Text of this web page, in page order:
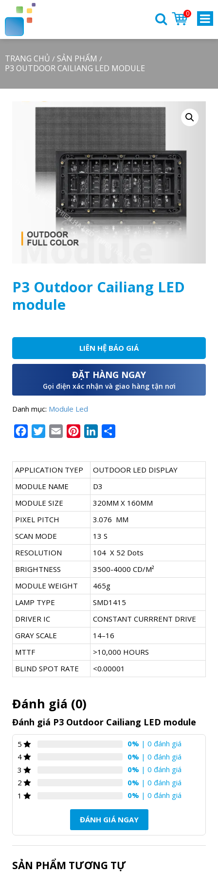
0
TRANG CHỦ / SẢN PHẨM /
P3 OUTDOOR CAILIANG LED MODULE
P3 Outdoor Cailiang LED
module
LIÊN HỆ BÁO GIÁ
ĐẶT HÀNG NGAY
Gọi điện xác nhận và giao hàng tận nơi
Danh mục: Module Led
FacebookTwitterEmail PinterestLinkedIn
APPLICATION TYEP
OUTDOOR LED DISPLAY
MODULE NAME
D3
MODULE SIZE
320MM X 160MM
PIXEL PITCH
3.076 MM
SCAN MODE
13 S
RESOLUTION
104 X 52 Dots
BRIGHTNESS
3500-4000 CD/M²
MODULE WEIGHT
465g
LAMP TYPE
SMD1415
DRIVER IC
CONSTANT CURRRENT DRIVE
GRAY SCALE
14–16
MTTF
>10,000 HOURS
BLIND SPOT RATE
<0.00001
Đánh giá (0)
Đánh giá P3 Outdoor Cailiang LED module
5 0% | 0 đánh giá
4
0% | 0 đánh giá
3
0% | 0 đánh giá
2
0% | 0 đánh giá
1
0% | 0 đánh giá
ĐÁNH GIÁ NGAY
SẢN PHẨM TƯƠNG TỰ